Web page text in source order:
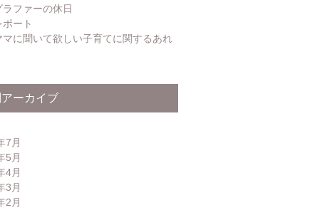
ラファーの休日
ート
マに聞いて欲しい子育てに関するあれ
アーカイブ
7月
5月
4月
3月
2月